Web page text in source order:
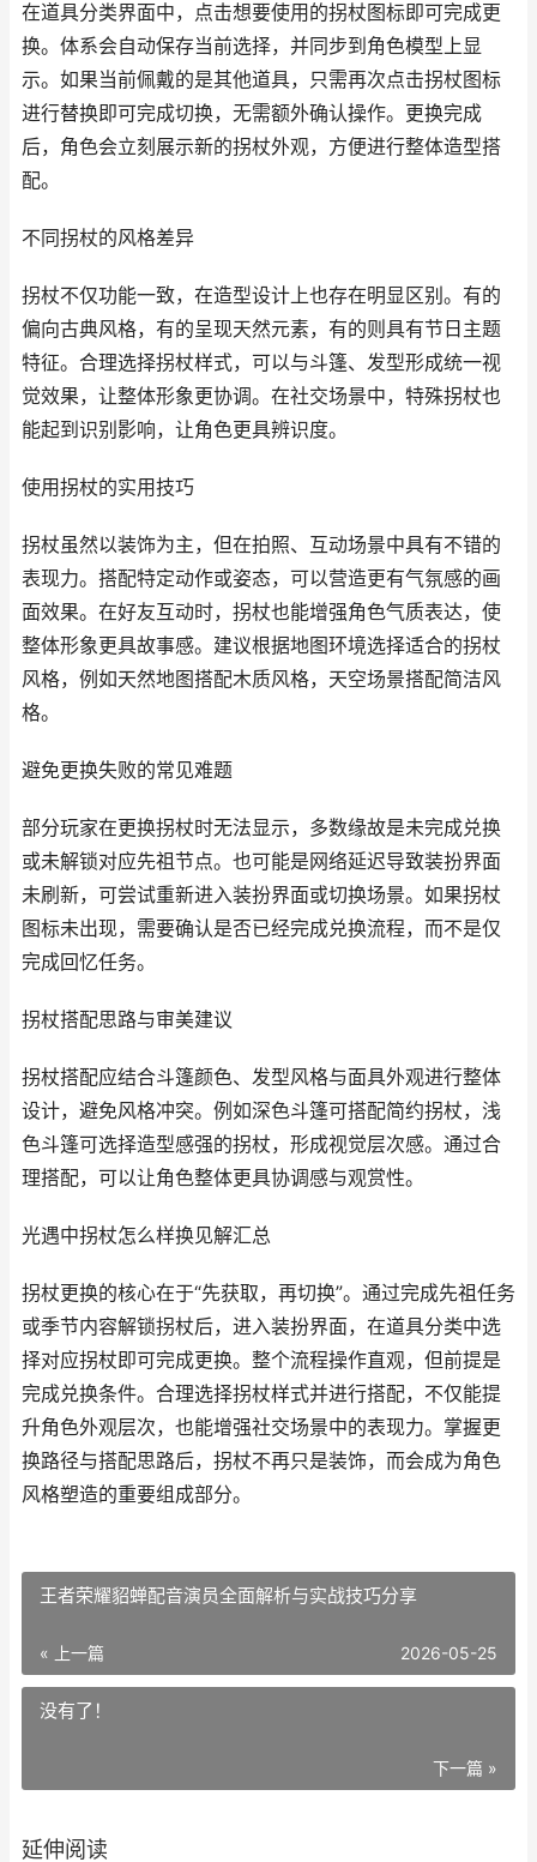
在道具分类界面中，点击想要使用的拐杖图标即可完成更
换。体系会自动保存当前选择，并同步到角色模型上显
示。如果当前佩戴的是其他道具，只需再次点击拐杖图标
进行替换即可完成切换，无需额外确认操作。更换完成
后，角色会立刻展示新的拐杖外观，方便进行整体造型搭
配。
不同拐杖的风格差异
拐杖不仅功能一致，在造型设计上也存在明显区别。有的
偏向古典风格，有的呈现天然元素，有的则具有节日主题
特征。合理选择拐杖样式，可以与斗篷、发型形成统一视
觉效果，让整体形象更协调。在社交场景中，特殊拐杖也
能起到识别影响，让角色更具辨识度。
使用拐杖的实用技巧
拐杖虽然以装饰为主，但在拍照、互动场景中具有不错的
表现力。搭配特定动作或姿态，可以营造更有气氛感的画
面效果。在好友互动时，拐杖也能增强角色气质表达，使
整体形象更具故事感。建议根据地图环境选择适合的拐杖
风格，例如天然地图搭配木质风格，天空场景搭配简洁风
格。
避免更换失败的常见难题
部分玩家在更换拐杖时无法显示，多数缘故是未完成兑换
或未解锁对应先祖节点。也可能是网络延迟导致装扮界面
未刷新，可尝试重新进入装扮界面或切换场景。如果拐杖
图标未出现，需要确认是否已经完成兑换流程，而不是仅
完成回忆任务。
拐杖搭配思路与审美建议
拐杖搭配应结合斗篷颜色、发型风格与面具外观进行整体
设计，避免风格冲突。例如深色斗篷可搭配简约拐杖，浅
色斗篷可选择造型感强的拐杖，形成视觉层次感。通过合
理搭配，可以让角色整体更具协调感与观赏性。
光遇中拐杖怎么样换见解汇总
拐杖更换的核心在于“先获取，再切换”。通过完成先祖任务
或季节内容解锁拐杖后，进入装扮界面，在道具分类中选
择对应拐杖即可完成更换。整个流程操作直观，但前提是
完成兑换条件。合理选择拐杖样式并进行搭配，不仅能提
升角色外观层次，也能增强社交场景中的表现力。掌握更
换路径与搭配思路后，拐杖不再只是装饰，而会成为角色
风格塑造的重要组成部分。
王者荣耀貂蝉配音演员全面解析与实战技巧分享
« 上一篇 2026-05-25
没有了！
下一篇 »
延伸阅读